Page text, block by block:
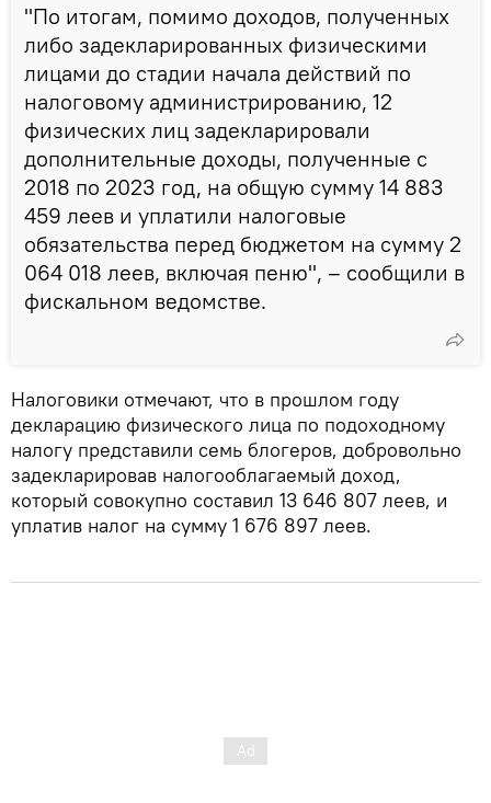
"По итогам, помимо доходов, полученных
либо задекларированных физическими
лицами до стадии начала действий по
налоговому администрированию, 12
физических лиц задекларировали
дополнительные доходы, полученные с
2018 по 2023 год, на общую сумму 14 883
459 леев и уплатили налоговые
обязательства перед бюджетом на сумму 2
064 018 леев, включая пеню", – сообщили в
фискальном ведомстве.
Налоговики отмечают, что в прошлом году
декларацию физического лица по подоходному
налогу представили семь блогеров, добровольно
задекларировав налогооблагаемый доход,
который совокупно составил 13 646 807 леев, и
уплатив налог на сумму 1 676 897 леев.